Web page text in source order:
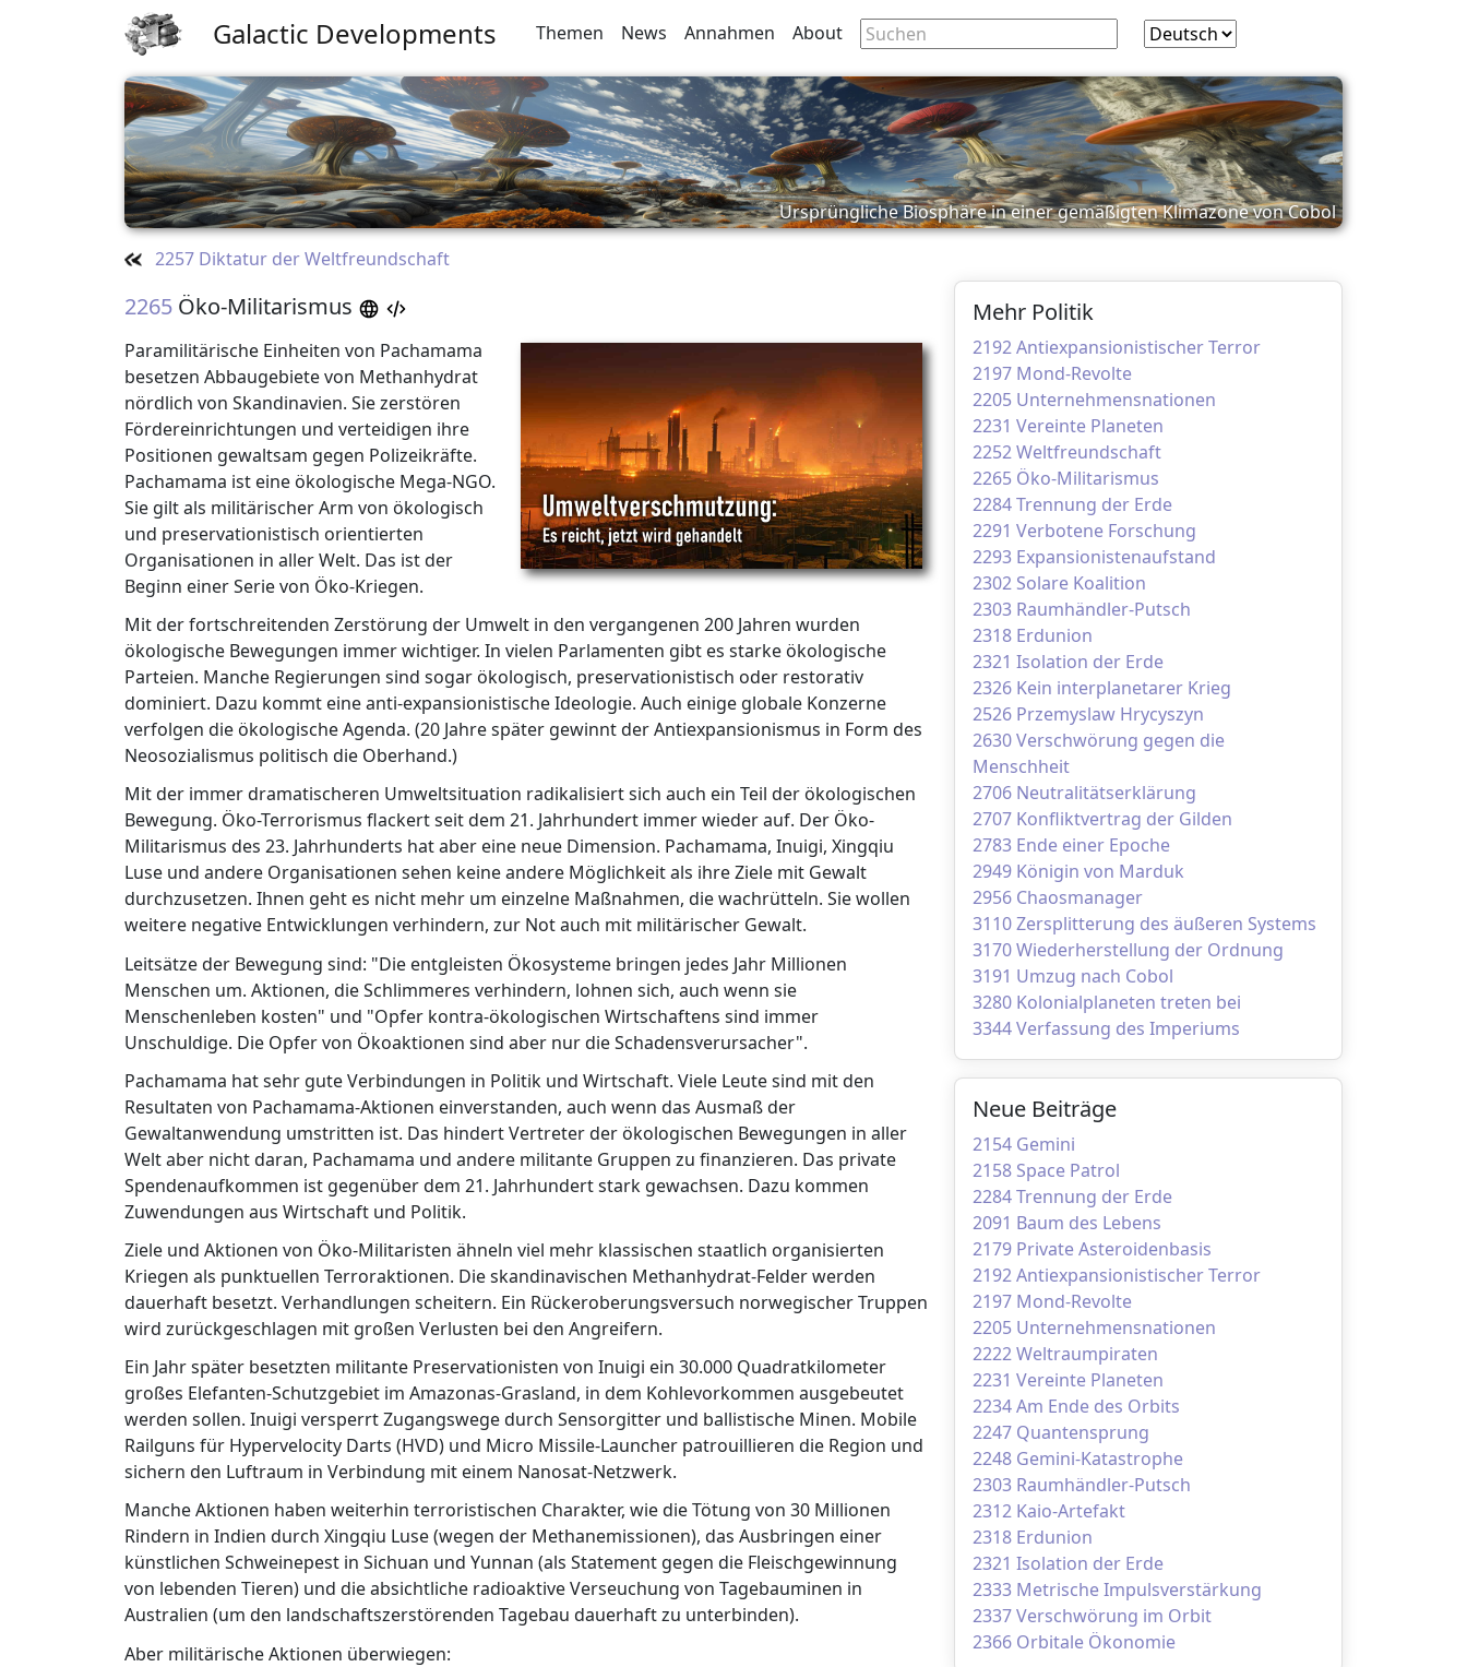
Galactic Developments Themen News Annahmen About
Ursprüngliche Biosphäre in einer gemäßigten Klimazone von Cobol
2257 Diktatur der Weltfreundschaft
2265 Öko-Militarismus
Paramilitärische Einheiten von Pachamama
besetzen Abbaugebiete von Methanhydrat
nördlich von Skandinavien. Sie zerstören
Fördereinrichtungen und verteidigen ihre
Positionen gewaltsam gegen Polizeikräfte.
Pachamama ist eine ökologische Mega-NGO.
Sie gilt als militärischer Arm von ökologisch
und preservationistisch orientierten
Organisationen in aller Welt. Das ist der
Beginn einer Serie von Öko-Kriegen.
Mit der fortschreitenden Zerstörung der Umwelt in den vergangenen 200 Jahren wurden
ökologische Bewegungen immer wichtiger. In vielen Parlamenten gibt es starke ökologische
Parteien. Manche Regierungen sind sogar ökologisch, preservationistisch oder restorativ
dominiert. Dazu kommt eine anti-expansionistische Ideologie. Auch einige globale Konzerne
verfolgen die ökologische Agenda. (20 Jahre später gewinnt der Antiexpansionismus in Form des
Neosozialismus politisch die Oberhand.)
Mit der immer dramatischeren Umweltsituation radikalisiert sich auch ein Teil der ökologischen
Bewegung. Öko-Terrorismus flackert seit dem 21. Jahrhundert immer wieder auf. Der Öko-
Militarismus des 23. Jahrhunderts hat aber eine neue Dimension. Pachamama, Inuigi, Xingqiu
Luse und andere Organisationen sehen keine andere Möglichkeit als ihre Ziele mit Gewalt
durchzusetzen. Ihnen geht es nicht mehr um einzelne Maßnahmen, die wachrütteln. Sie wollen
weitere negative Entwicklungen verhindern, zur Not auch mit militärischer Gewalt.
Leitsätze der Bewegung sind: "Die entgleisten Ökosysteme bringen jedes Jahr Millionen
Menschen um. Aktionen, die Schlimmeres verhindern, lohnen sich, auch wenn sie
Menschenleben kosten" und "Opfer kontra-ökologischen Wirtschaftens sind immer
Unschuldige. Die Opfer von Ökoaktionen sind aber nur die Schadensverursacher".
Pachamama hat sehr gute Verbindungen in Politik und Wirtschaft. Viele Leute sind mit den
Resultaten von Pachamama-Aktionen einverstanden, auch wenn das Ausmaß der
Gewaltanwendung umstritten ist. Das hindert Vertreter der ökologischen Bewegungen in aller
Welt aber nicht daran, Pachamama und andere militante Gruppen zu finanzieren. Das private
Spendenaufkommen ist gegenüber dem 21. Jahrhundert stark gewachsen. Dazu kommen
Zuwendungen aus Wirtschaft und Politik.
Ziele und Aktionen von Öko-Militaristen ähneln viel mehr klassischen staatlich organisierten
Kriegen als punktuellen Terroraktionen. Die skandinavischen Methanhydrat-Felder werden
dauerhaft besetzt. Verhandlungen scheitern. Ein Rückeroberungsversuch norwegischer Truppen
wird zurückgeschlagen mit großen Verlusten bei den Angreifern.
Ein Jahr später besetzten militante Preservationisten von Inuigi ein 30.000 Quadratkilometer
großes Elefanten-Schutzgebiet im Amazonas-Grasland, in dem Kohlevorkommen ausgebeutet
werden sollen. Inuigi versperrt Zugangswege durch Sensorgitter und ballistische Minen. Mobile
Railguns für Hypervelocity Darts (HVD) und Micro Missile-Launcher patrouillieren die Region und
sichern den Luftraum in Verbindung mit einem Nanosat-Netzwerk.
Manche Aktionen haben weiterhin terroristischen Charakter, wie die Tötung von 30 Millionen
Rindern in Indien durch Xingqiu Luse (wegen der Methanemissionen), das Ausbringen einer
künstlichen Schweinepest in Sichuan und Yunnan (als Statement gegen die Fleischgewinnung
von lebenden Tieren) und die absichtliche radioaktive Verseuchung von Tagebauminen in
Australien (um den landschaftszerstörenden Tagebau dauerhaft zu unterbinden).
Aber militärische Aktionen überwiegen:
Mehr Politik
2192 Antiexpansionistischer Terror
2197 Mond-Revolte
2205 Unternehmensnationen
2231 Vereinte Planeten
2252 Weltfreundschaft
2265 Öko-Militarismus
2284 Trennung der Erde
2291 Verbotene Forschung
2293 Expansionistenaufstand
2302 Solare Koalition
2303 Raumhändler-Putsch
2318 Erdunion
2321 Isolation der Erde
2326 Kein interplanetarer Krieg
2526 Przemyslaw Hrycyszyn
2630 Verschwörung gegen die
Menschheit
2706 Neutralitätserklärung
2707 Konfliktvertrag der Gilden
2783 Ende einer Epoche
2949 Königin von Marduk
2956 Chaosmanager
3110 Zersplitterung des äußeren Systems
3170 Wiederherstellung der Ordnung
3191 Umzug nach Cobol
3280 Kolonialplaneten treten bei
3344 Verfassung des Imperiums
Neue Beiträge
2154 Gemini
2158 Space Patrol
2284 Trennung der Erde
2091 Baum des Lebens
2179 Private Asteroidenbasis
2192 Antiexpansionistischer Terror
2197 Mond-Revolte
2205 Unternehmensnationen
2222 Weltraumpiraten
2231 Vereinte Planeten
2234 Am Ende des Orbits
2247 Quantensprung
2248 Gemini-Katastrophe
2303 Raumhändler-Putsch
2312 Kaio-Artefakt
2318 Erdunion
2321 Isolation der Erde
2333 Metrische Impulsverstärkung
2337 Verschwörung im Orbit
2366 Orbitale Ökonomie